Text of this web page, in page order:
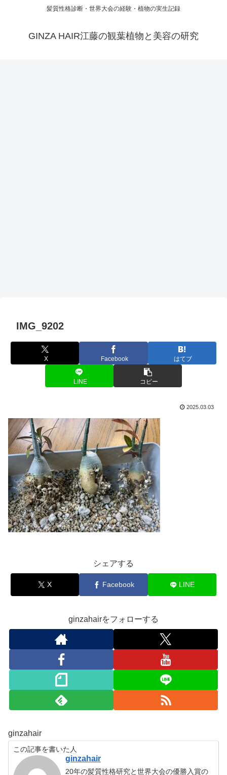
髪質性格診断・世界大会の経験・植物の実生記録
GINZA HAIR江藤の観葉植物と美容の研究
IMG_9202
X Facebook はてブ
LINE コピー
2025.03.03
シェアする
X Facebook LINE
ginzahairをフォローする
ginzahair
この記事を書いた人
ginzahair
20年の髪質性格研究と世界大会の優勝入賞の